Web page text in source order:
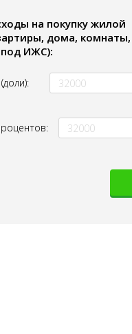
на покупку жилой
дома,
ИЖС):